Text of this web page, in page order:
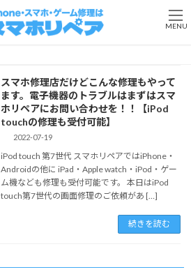
スマホ修理店だけどこんな修理もやって
ます。電子機器のトラブルはまずはスマ
ホリペアにお問い合わせを！！【iPod
touchの修理も受付可能】
2022-07-19
iPod touch 第7世代 スマホリペアではiPhone・
Androidの他に iPad・Apple watch・iPod・ゲー
ム機なども修理も受付可能です。 本日はiPod
touch第7世代の画面修理のご依頼があ […]
続きを読む
MENU